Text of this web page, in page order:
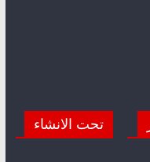
تحت الانشاء